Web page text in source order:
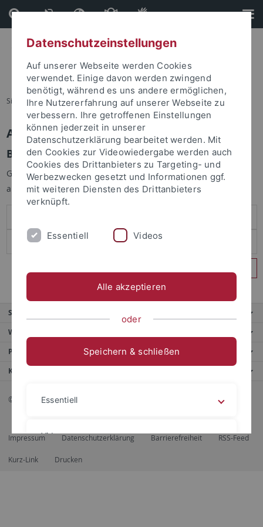
Direkt
zum
Inhalt
Direkt
zur
Fußleiste
Sie sind hier: Startseite
Anmelden
Benutzeranmeldung
Geben Sie Ihren Benutzernamen und Ihr Passwort an um sich
anzumelden:
Service
Weitere Angebote
Portale
Kontaktinfo
© 2026 Eberhard Karls Universität Tübingen, Tübingen
Impressum Datenschutzerklärung Barrierefreiheit RSS-Feed
Kurz-Link Drucken
Datenschutzeinstellungen
Auf unserer Webseite werden Cookies
verwendet. Einige davon werden zwingend
benötigt, während es uns andere ermöglichen,
Ihre Nutzererfahrung auf unserer Webseite zu
verbessern. Ihre getroffenen Einstellungen
können jederzeit in unserer
Datenschutzerklärung bearbeitet werden. Mit
den Cookies zur Videowiedergabe werden auch
Cookies des Drittanbieters zu Targeting- und
Werbezwecken gesetzt und Informationen ggf.
mit weiteren Diensten des Drittanbieters
verknüpft.
Essentiell Videos
Alle akzeptieren
oder
Speichern & schließen
Essentiell
Videos